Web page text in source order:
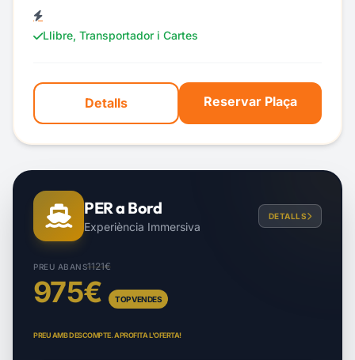
Llibre, Transportador i Cartes
Detalls Reservar Plaça
PER a Bord
Experiència Immersiva
DETALLS
PREU ABANS1121€
975€ TOP VENDES
PREU AMB DESCOMPTE. APROFITA L'OFERTA!